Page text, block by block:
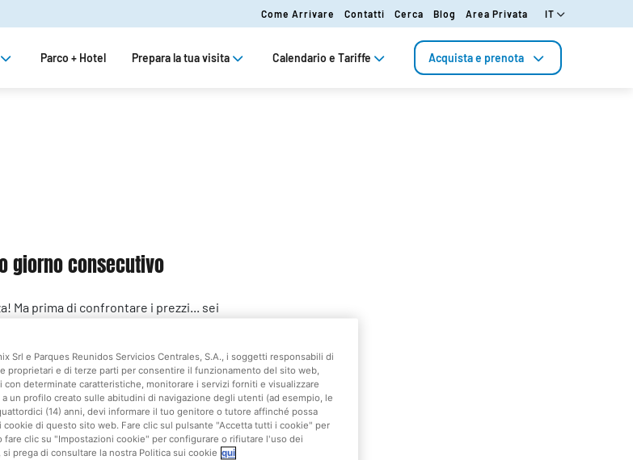
Come Arrivare Contatti Cerca Blog Area Privata IT
Parco + Hotel Prepara la tua visita Calendario e Tariffe Acquista e prenota
giorno consecutivo
Ma prima di confrontare i prezzi... sei
Srl e Parques Reunidos Servicios Centrales, S.A., i soggetti responsabili di
proprietari e di terze parti per consentire il funzionamento del sito web,
determinate caratteristiche, monitorare i servizi forniti e visualizzare
un profilo creato sulle abitudini di navigazione degli utenti (ad esempio, le
(14) anni, devi informare il tuo genitore o tutore affinché possa
di questo sito web. Fare clic sul pulsante "Accetta tutti i cookie" per
clic su "Impostazioni cookie" per configurare o rifiutare l'uso dei
prega di consultare la nostra Politica sui cookie qui